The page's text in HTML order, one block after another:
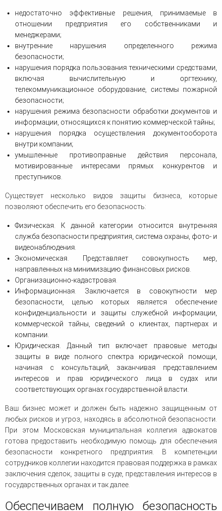
недостаточно эффективные решения, принимаемые в
отношении предприятия его собственниками и
менеджерами;
внутренние нарушения определенного режима
безопасности;
нарушения порядка пользования техническими средствами,
включая вычислительную и оргтехнику,
телекоммуникационное оборудование, системы пожарной
безопасности;
нарушения режима безопасности обработки документов и
информации, относящихся к понятию коммерческой тайны;
нарушения порядка осуществления документооборота
внутри компании;
умышленные противоправные действия персонала,
мотивированные интересами прямых конкурентов и
преступников.
Существует несколько видов защиты бизнеса, которые
позволяют обеспечить его безопасность:
Физическая. К данной категории относится внутренняя
служба безопасности предприятия, система охраны, фото- и
видеонаблюдения.
Экономическая. Представляет совокупность мер,
направленных на минимизацию финансовых рисков.
Организационно-кадастровая.
Информационная. Заключается в совокупности мер
безопасности, целью которых является обеспечение
конфиденциальности и защиты служебной информации,
коммерческой тайны, сведений о клиентах, партнерах и
компании.
Юридическая. Данный тип включает правовые методы
защиты в виде полного спектра юридической помощи,
начиная с консультаций, заканчивая представлением
интересов и прав юридического лица в судах или
соответствующих органах государственной власти.
Ваш бизнес может и должен быть надежно защищенным от
любых рисков и угроз, находясь в абсолютной безопасности.
При этом Московская муниципальная коллегия адвокатов
готова предоставить необходимую помощь для обеспечения
безопасности конкретного предприятия. В компетенции
сотрудников коллегии находится правовая поддержка в рамках
заключения сделок, защиты в суде, представления интересов в
государственных органах и так далее.
Обеспечиваем полную безопасность